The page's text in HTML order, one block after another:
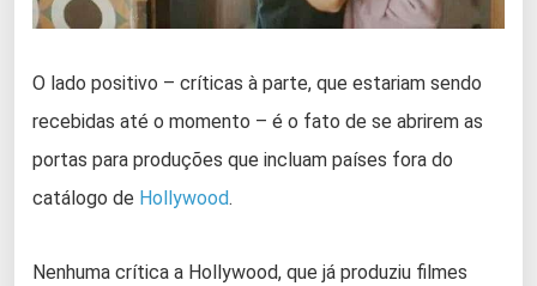
O lado positivo – críticas à parte, que estariam sendo
recebidas até o momento – é o fato de se abrirem as
portas para produções que incluam países fora do
catálogo de Hollywood.
Nenhuma crítica a Hollywood, que já produziu filmes